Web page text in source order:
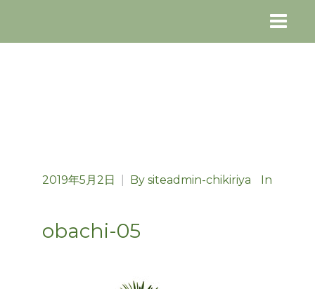
2019年5月2日 By siteadmin-chikiriya In
obachi-05